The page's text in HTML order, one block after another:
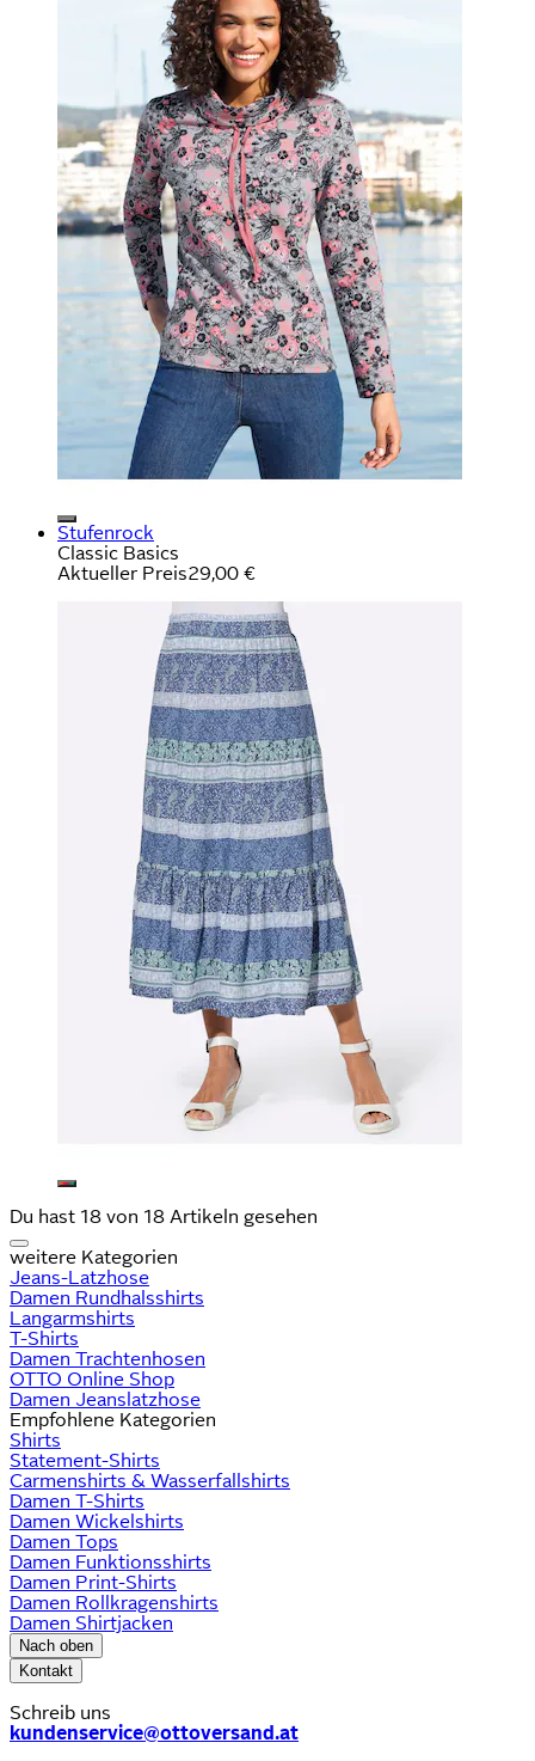
Stufenrock
Classic Basics
Aktueller Preis29,00 €
Du hast 18 von 18 Artikeln gesehen
weitere Kategorien
Jeans-Latzhose
Damen Rundhalsshirts
Langarmshirts
T-Shirts
Damen Trachtenhosen
OTTO Online Shop
Damen Jeanslatzhose
Empfohlene Kategorien
Shirts
Statement-Shirts
Carmenshirts & Wasserfallshirts
Damen T-Shirts
Damen Wickelshirts
Damen Tops
Damen Funktionsshirts
Damen Print-Shirts
Damen Rollkragenshirts
Damen Shirtjacken
Nach oben
Kontakt
Schreib uns
kundenservice@ottoversand.at